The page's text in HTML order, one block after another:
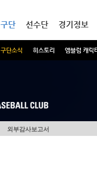
구단
구단소식 히스토리 엠블럼 캐릭
선수단 경기정보
외부감사보고서